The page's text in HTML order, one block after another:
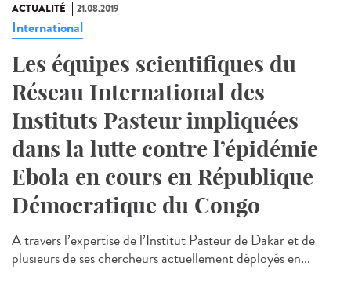
ACTUALITÉ 21.08.2019
International
Les équipes scientifiques du
Réseau International des
Instituts Pasteur impliquées
dans la lutte contre l’épidémie
Ebola en cours en République
Démocratique du Congo
A travers l’expertise de l’Institut Pasteur de Dakar et de
plusieurs de ses chercheurs actuellement déployés en...